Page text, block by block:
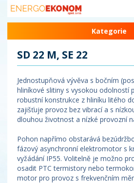
Kategorie
SD 22 M, SE 22
Jednostupňová vývěva s bočním
hliníkové slitiny s vysokou odolností
robustní konstrukce z hliníku litého
zajišťuje provoz bez vibrací a s
dlouhou životnost a nízké provozní
Pohon napřímo obstarává
fázový asynchronní elektromotor s
vyžádání IP55. Volitelně je možno
osadit PTC termistory nebo
motor pro provoz s frekvenčním